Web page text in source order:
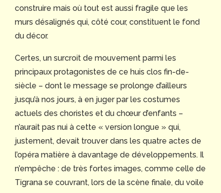
construire mais où tout est aussi fragile que les
murs désalignés qui, côté cour, constituent le fond
du décor.
Certes, un surcroit de mouvement parmi les
principaux protagonistes de ce huis clos fin-de-
siècle – dont le message se prolonge d’ailleurs
jusqu’à nos jours, à en juger par les costumes
actuels des choristes et du chœur d’enfants –
n’aurait pas nui à cette « version longue » qui,
justement, devait trouver dans les quatre actes de
l’opéra matière à davantage de développements. Il
n’empêche : de très fortes images, comme celle de
Tigrana se couvrant, lors de la scène finale, du voile